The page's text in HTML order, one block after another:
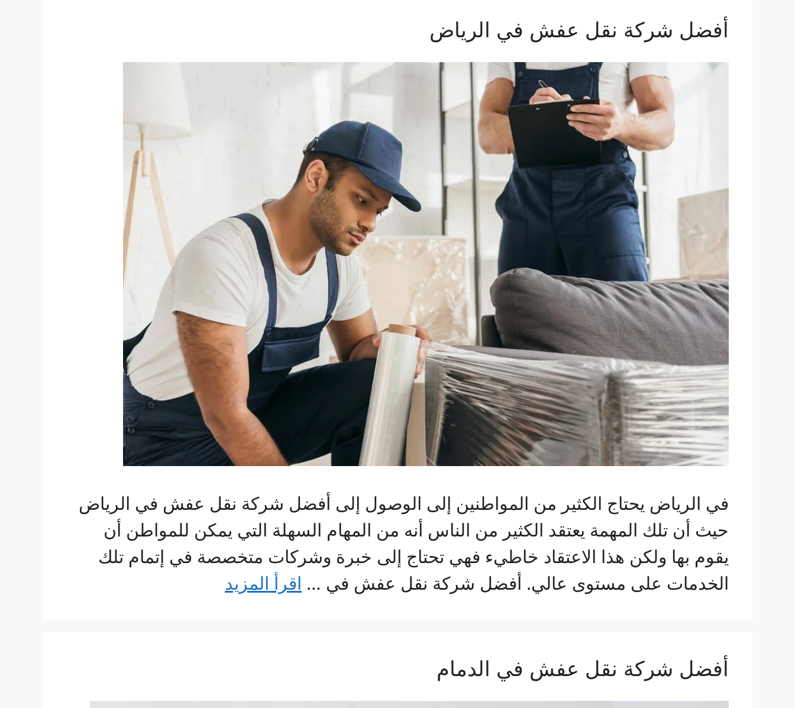
أفضل شركة نقل عفش في الرياض
في الرياض يحتاج الكثير من المواطنين إلى الوصول إلى أفضل شركة نقل عفش في الرياض
حيث أن تلك المهمة يعتقد الكثير من الناس أنه من المهام السهلة التي يمكن للمواطن أن
يقوم بها ولكن هذا الاعتقاد خاطيء فهي تحتاج إلى خبرة وشركات متخصصة في إتمام تلك
الخدمات على مستوى عالي. أفضل شركة نقل عفش في … اقرأ المزيد
أفضل شركة نقل عفش في الدمام